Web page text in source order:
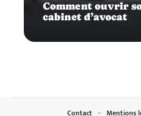
Comment ouvrir
cabinet d’avocat
Contact Mentions